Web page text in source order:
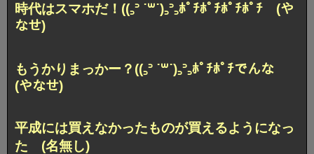
時代はスマホだ！((꜆꜄ ˙꒳˙)꜆꜄꜆ﾎﾟﾁﾎﾟﾁﾎﾟﾁﾎﾟﾁ (や
なせ)
もうかりまっかー？((꜆꜄ ˙꒳˙)꜆꜄꜆ﾎﾟﾁﾎﾟﾁでんな
(やなせ)
平成には買えなかったものが買えるようになっ
た (名無し)